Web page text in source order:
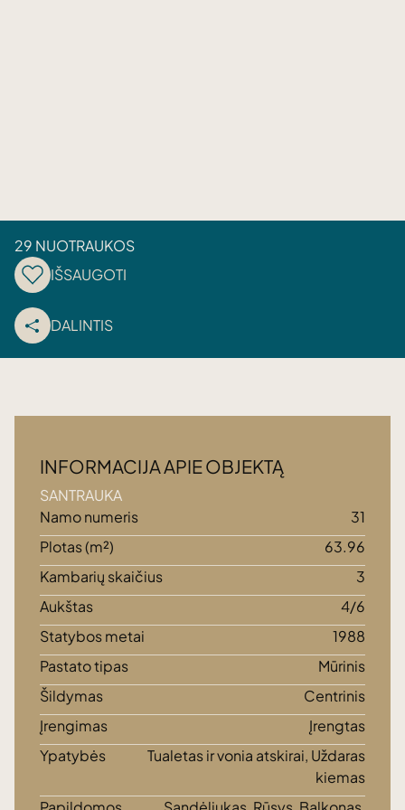
29 NUOTRAUKOS
IŠSAUGOTI
DALINTIS
INFORMACIJA APIE OBJEKTĄ
SANTRAUKA
Namo numeris
31
Plotas (m²)
63.96
Kambarių skaičius
3
Aukštas
4/6
Statybos metai
1988
Pastato tipas
Mūrinis
Šildymas
Centrinis
Įrengimas
Įrengtas
Ypatybės
Tualetas ir vonia atskirai, Uždaras
kiemas